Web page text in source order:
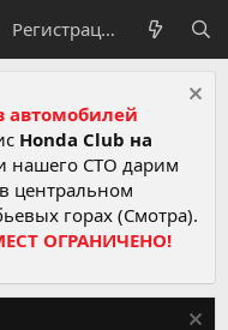
Регистрация
автомобилей
Honda Club на
нашего СТО дарим
в центральном
горах (Смотра).
ОГРАНИЧЕНО!